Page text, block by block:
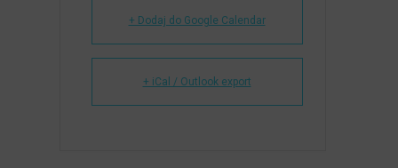
+ Dodaj do Google Calendar
+ iCal / Outlook export